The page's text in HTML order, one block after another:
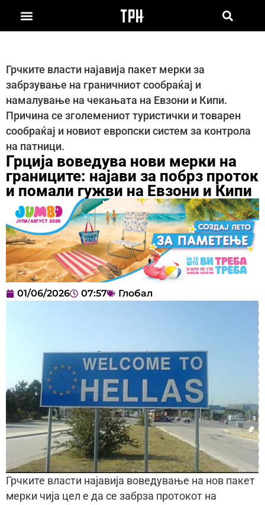
Грчките власти најавија пакет мерки за
забрзување на граничниот сообраќај и
намалување на чекањата на Евзони и Кипи.
Причина се зголемениот туристички и товарен
сообраќај и новиот европски систем за контрола
на патници.
Грција воведува нови мерки на
границите: најави за побрз проток
и помали гужви на Евзони и Кипи
01/06/2026 07:57 Глобал
Грчките власти најавија воведување на нов пакет
мерки чија цел е да се забрза протокот на